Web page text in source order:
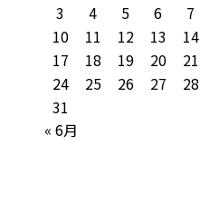
3
4 5 6 7
10
11 12 13 14
17
18 19 20 21
24
25 26 27 28
31
« 6月